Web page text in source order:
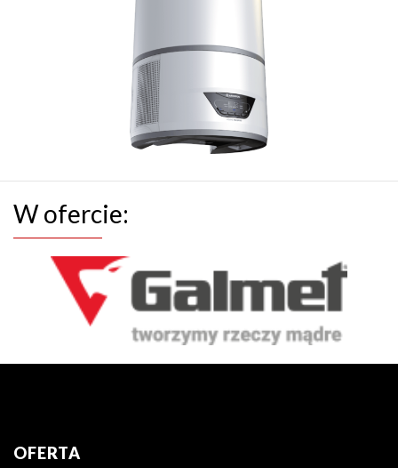
W ofercie:
OFERTA